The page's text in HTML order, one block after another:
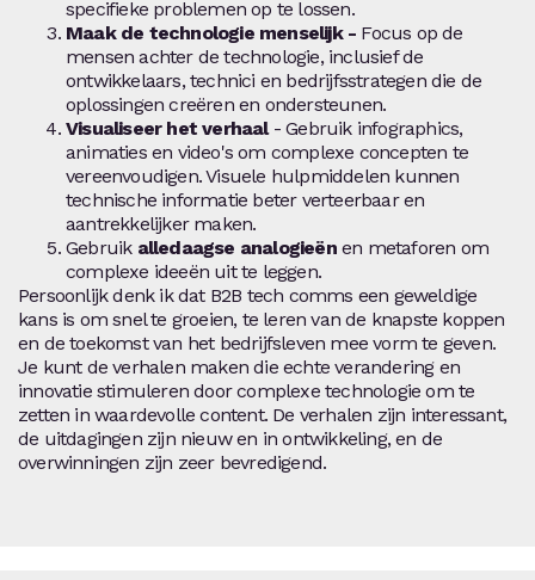
specifieke problemen op te lossen.
Maak de technologie menselijk - Focus op de
mensen achter de technologie, inclusief de
ontwikkelaars, technici en bedrijfsstrategen die de
oplossingen creëren en ondersteunen.
Visualiseer het verhaal - Gebruik infographics,
animaties en video's om complexe concepten te
vereenvoudigen. Visuele hulpmiddelen kunnen
technische informatie beter verteerbaar en
aantrekkelijker maken.
Gebruik alledaagse analogieën en metaforen om
complexe ideeën uit te leggen.
Persoonlijk denk ik dat B2B tech comms een geweldige
kans is om snel te groeien, te leren van de knapste koppen
en de toekomst van het bedrijfsleven mee vorm te geven.
Je kunt de verhalen maken die echte verandering en
innovatie stimuleren door complexe technologie om te
zetten in waardevolle content. De verhalen zijn interessant,
de uitdagingen zijn nieuw en in ontwikkeling, en de
overwinningen zijn zeer bevredigend.